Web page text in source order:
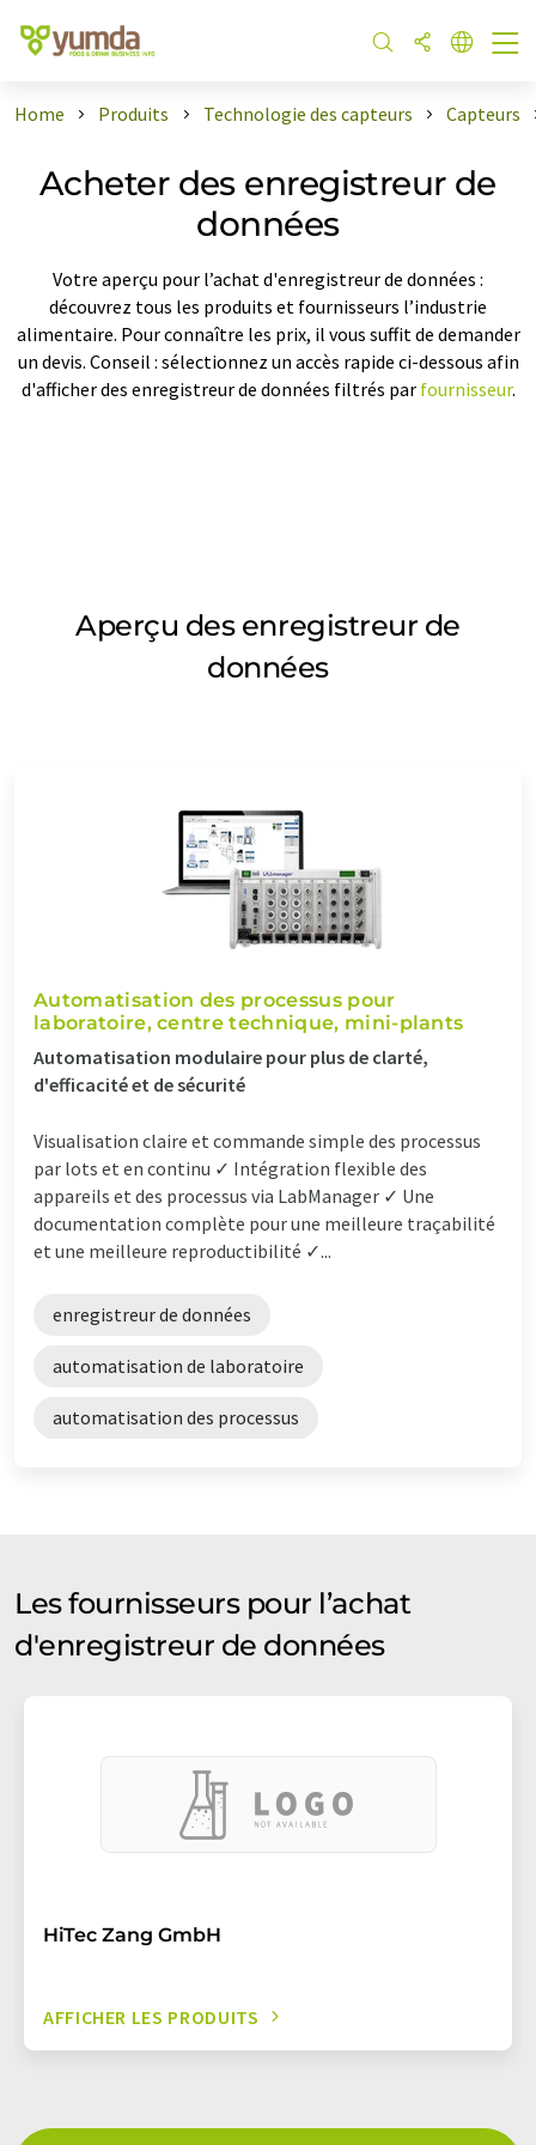
Home Produits Technologie des capteurs Capteurs
Acheter des enregistreur de
données
Votre aperçu pour l’achat d'enregistreur de données :
découvrez tous les produits et fournisseurs l’industrie
alimentaire. Pour connaître les prix, il vous suffit de demander
un devis. Conseil : sélectionnez un accès rapide ci-dessous afin
d'afficher des enregistreur de données filtrés par fournisseur.
Aperçu des enregistreur de
données
Automatisation des processus pour
laboratoire, centre technique, mini-plants
Automatisation modulaire pour plus de clarté,
d'efficacité et de sécurité
Visualisation claire et commande simple des processus
par lots et en continu ✓ Intégration flexible des
appareils et des processus via LabManager ✓ Une
documentation complète pour une meilleure traçabilité
et une meilleure reproductibilité ✓...
enregistreur de données
automatisation de laboratoire
automatisation des processus
Les fournisseurs pour l’achat
d'enregistreur de données
HiTec Zang GmbH
AFFICHER LES PRODUITS